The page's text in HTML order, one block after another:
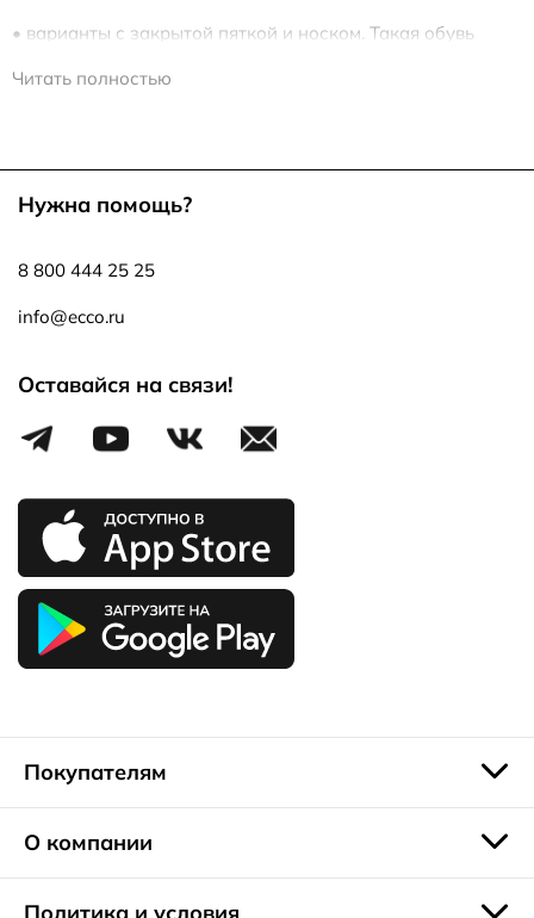
• варианты с закрытой пяткой и носком. Такая обувь
надежно защищает ножку ребенка от травм;
• с верхом из кожи, нубука, текстиля;
• в трендовых расцветках.
подростков. Ультрамодные модели с ремешками выше
лодыжки или Т-образным расположением,
декорированные стразами вы найдете в коллекциях
ECCO TILDA, NELLI, FAY.
При разработке детской обуви компания уделяет особое
внимание анатомичности. Носок в большинстве моделей
Благодаря этим решениям, ребенок не устает во время
Усилий для сгиба подошвы не требуется, поскольку она
выполнена из эластичных материалов.
Распродажа детских сандалий – возможность не
ограничиваться одной парой, разнообразить обувной
гардероб детей классическими и спортивными
изделиями, приобрести модель для школы, для каждого
дня.
Читать полностью
Нужна помощь?
8 800 444 25 25
info@ecco.ru
Оставайся на связи!
Покупателям
О компании